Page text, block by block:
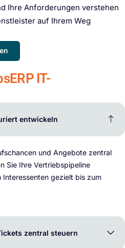
Ihre Anforderungen verstehen
auf Ihrem Weg
IT-
entwickeln
und Angebote zentral
Sie Ihre Vertriebspipeline
gezielt bis zum
zentral steuern